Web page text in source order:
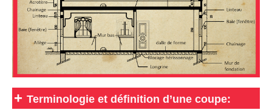
+ Terminologie et définition d’une coupe: